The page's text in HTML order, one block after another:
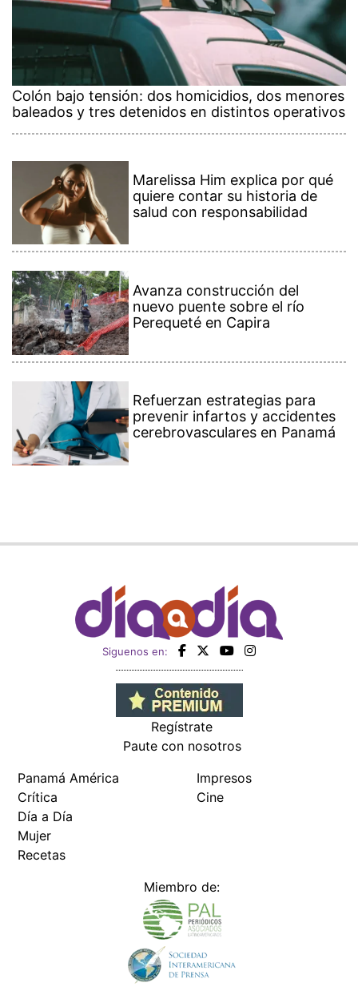
Colón bajo tensión: dos homicidios, dos menores
baleados y tres detenidos en distintos operativos
Marelissa Him explica por qué
quiere contar su historia de
salud con responsabilidad
Avanza construcción del
nuevo puente sobre el río
Perequeté en Capira
Refuerzan estrategias para
prevenir infartos y accidentes
cerebrovasculares en Panamá
Siguenos en:
Regístrate
Paute con nosotros
Panamá América
Crítica
Día a Día
Mujer
Recetas
Impresos
Cine
Miembro de: